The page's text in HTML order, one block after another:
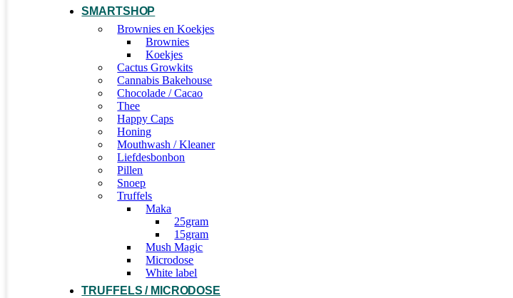
SMARTSHOP
Brownies en Koekjes
Brownies
Koekjes
Cactus Growkits
Cannabis Bakehouse
Chocolade / Cacao
Thee
Happy Caps
Honing
Mouthwash / Kleaner
Liefdesbonbon
Pillen
Snoep
Truffels
Maka
25gram
15gram
Mush Magic
Microdose
White label
TRUFFELS / MICRODOSE